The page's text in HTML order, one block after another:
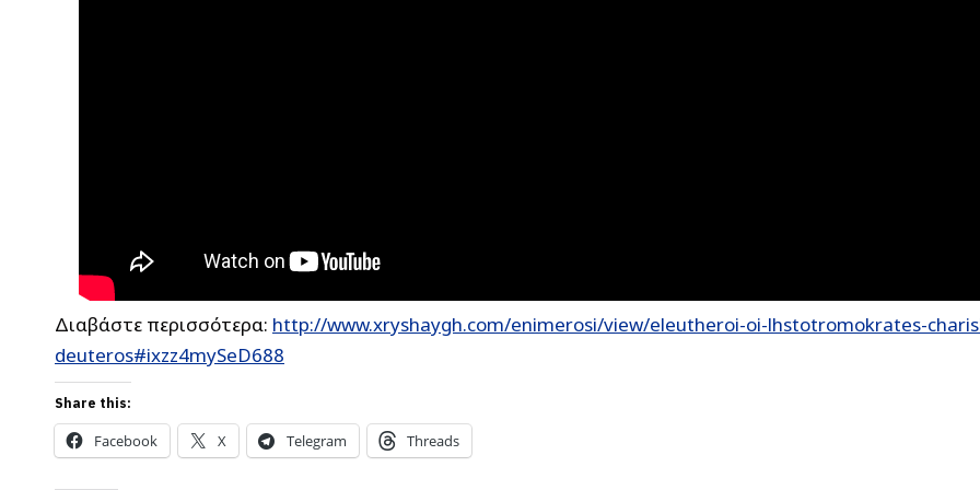
Διαβάστε περισσότερα: http://www.xryshaygh.com/enimerosi/view/eleutheroi-oi-lhstotromokrates-
deuteros#ixzz4mySeD688
Share this:
Facebook X Telegram Threads